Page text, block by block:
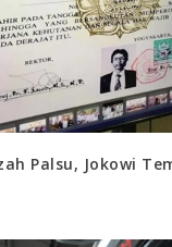
Palsu, Jokowi